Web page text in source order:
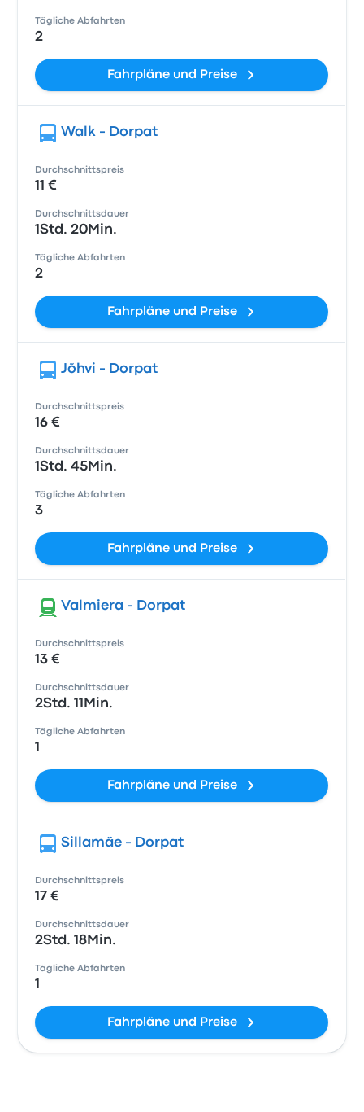
Tägliche Abfahrten
2
Fahrpläne und Preise
Walk - Dorpat
Durchschnittspreis
11 €
Durchschnittsdauer
1Std. 20Min.
Tägliche Abfahrten
2
Fahrpläne und Preise
Jõhvi - Dorpat
Durchschnittspreis
16 €
Durchschnittsdauer
1Std. 45Min.
Tägliche Abfahrten
3
Fahrpläne und Preise
Valmiera - Dorpat
Durchschnittspreis
13 €
Durchschnittsdauer
2Std. 11Min.
Tägliche Abfahrten
1
Fahrpläne und Preise
Sillamäe - Dorpat
Durchschnittspreis
17 €
Durchschnittsdauer
2Std. 18Min.
Tägliche Abfahrten
1
Fahrpläne und Preise